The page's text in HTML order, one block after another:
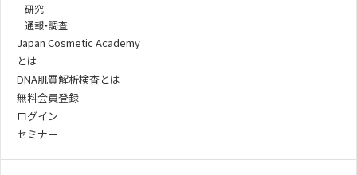
研究
通報・調査
Japan Cosmetic Academy
とは
DNA肌質解析検査とは
無料会員登録
ログイン
セミナー